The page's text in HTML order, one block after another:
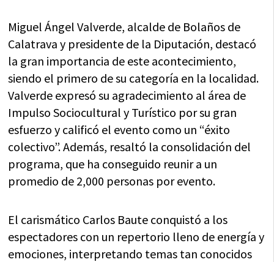
Miguel Ángel Valverde, alcalde de Bolaños de
Calatrava y presidente de la Diputación, destacó
la gran importancia de este acontecimiento,
siendo el primero de su categoría en la localidad.
Valverde expresó su agradecimiento al área de
Impulso Sociocultural y Turístico por su gran
esfuerzo y calificó el evento como un “éxito
colectivo”. Además, resaltó la consolidación del
programa, que ha conseguido reunir a un
promedio de 2,000 personas por evento.
El carismático Carlos Baute conquistó a los
espectadores con un repertorio lleno de energía y
emociones, interpretando temas tan conocidos